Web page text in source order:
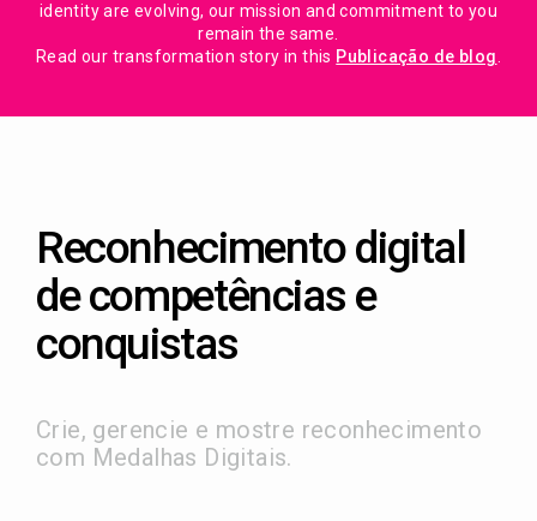
identity are evolving, our mission and commitment to you
remain the same.
Read our transformation story in this Publicação de blog
Reconhecimento digital
de competências e
conquistas
Crie, gerencie e mostre reconhecimento
com Medalhas Digitais.